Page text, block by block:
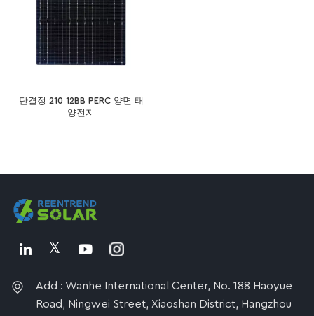
단결정 210 12BB PERC 양면 태
양전지
Add : Wanhe International Center, No. 188 Haoyue
Road, Ningwei Street, Xiaoshan District, Hangzhou